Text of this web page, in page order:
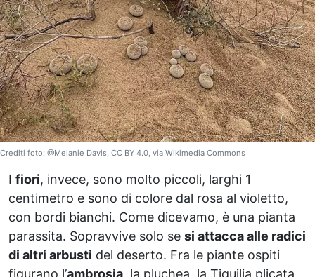
Crediti foto: @Melanie Davis, CC BY 4.0, via Wikimedia Commons
I fiori, invece, sono molto piccoli, larghi 1
centimetro e sono di colore dal rosa al violetto,
con bordi bianchi. Come dicevamo, è una pianta
parassita. Sopravvive solo se si attacca alle radici
di altri arbusti del deserto. Fra le piante ospiti
figurano l’ambrosia , la pluchea, la Tiquilia plicata,